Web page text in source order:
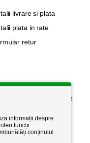
livrare si plata
plata in rate
retur
de confidențialitate
si conditii
informații despre
funcții
conținutul